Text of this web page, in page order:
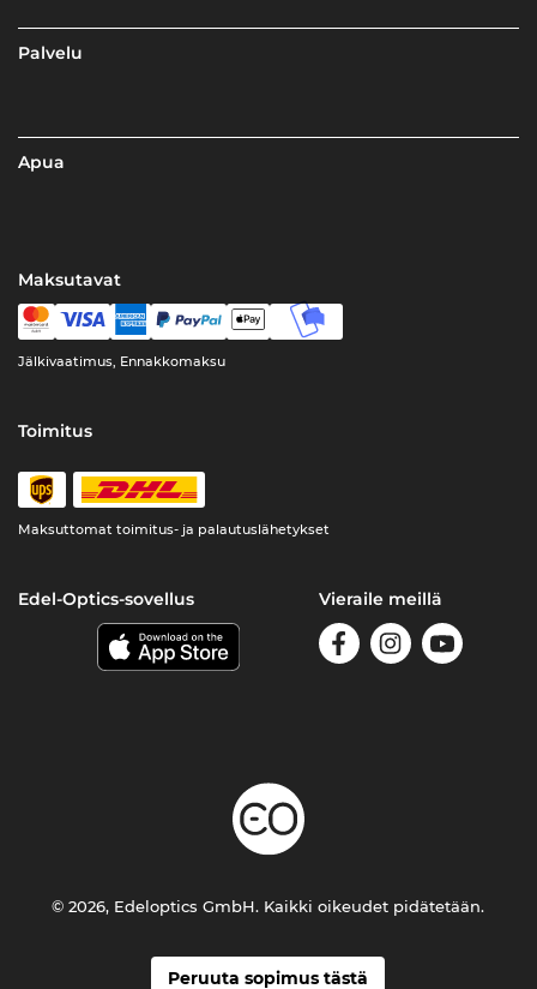
Palvelu
Apua
Maksutavat
Jälkivaatimus, Ennakkomaksu
Toimitus
Maksuttomat toimitus- ja palautuslähetykset
Edel-Optics-sovellus Vieraile meillä
Peruuta sopimus tästä
© 2026, Edeloptics GmbH. Kaikki oikeudet pidätetään.